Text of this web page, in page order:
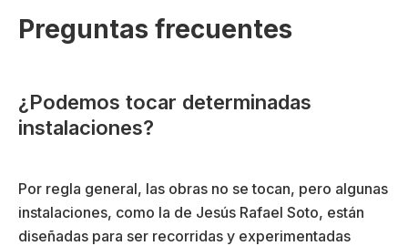
Preguntas frecuentes
¿Podemos tocar determinadas
instalaciones?
Por regla general, las obras no se tocan, pero algunas
instalaciones, como la de Jesús Rafael Soto, están
diseñadas para ser recorridas y experimentadas